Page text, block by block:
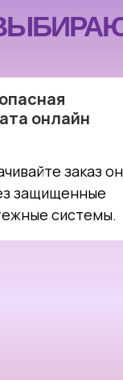
онлайн
заказ
защищенные
системы.